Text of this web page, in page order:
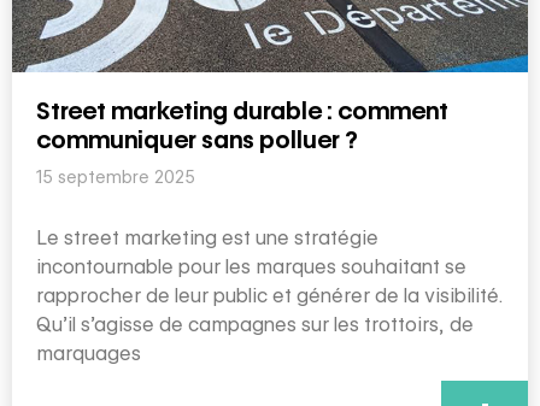
Street marketing durable : comment
communiquer sans polluer ?
15 septembre 2025
Le street marketing est une stratégie
incontournable pour les marques souhaitant se
rapprocher de leur public et générer de la visibilité.
Qu’il s’agisse de campagnes sur les trottoirs, de
marquages